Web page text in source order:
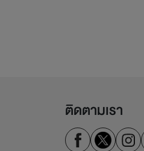
ติดตามเรา